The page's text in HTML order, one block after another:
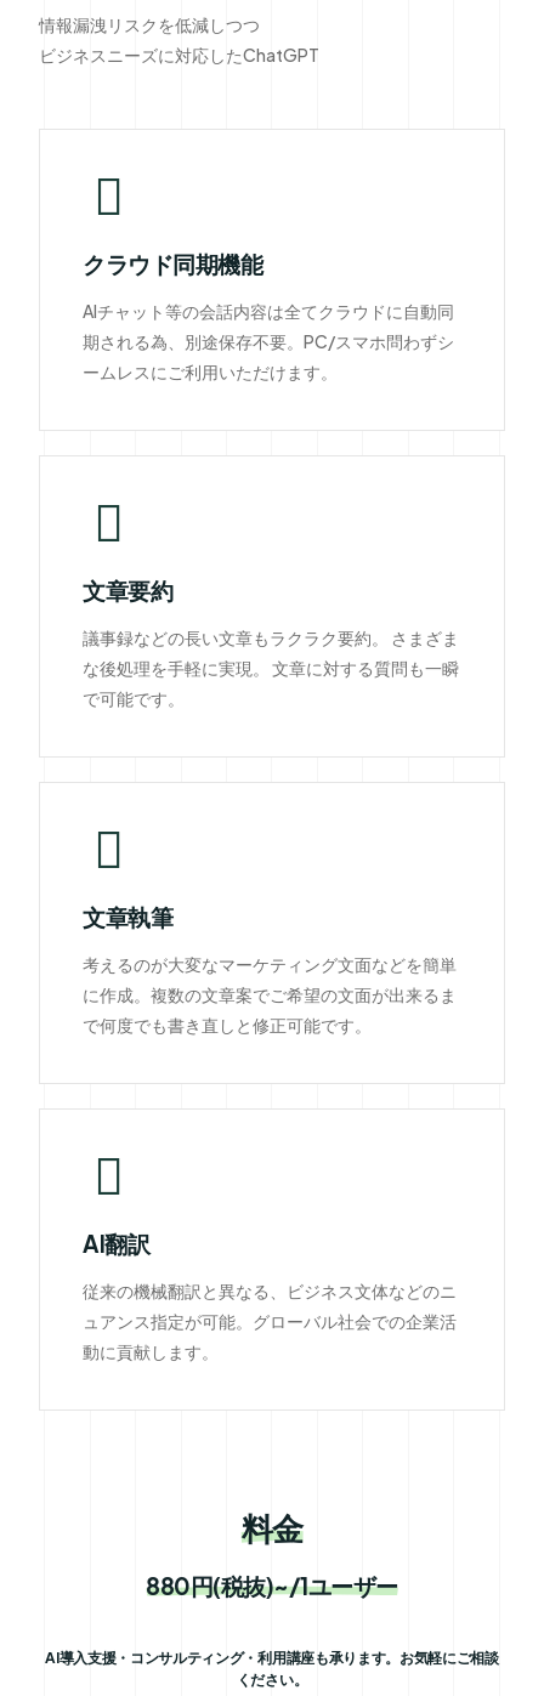
情報漏洩リスクを低減しつつ
ビジネスニーズに対応したChatGPT
クラウド同期機能
AIチャット等の会話内容は全てクラウドに自動同
期される為、別途保存不要。PC/スマホ問わずシ
ームレスにご利用いただけます。
文章要約
議事録などの長い文章もラクラク要約。 さまざま
な後処理を手軽に実現。 文章に対する質問も一瞬
で可能です。
文章執筆
考えるのが大変なマーケティング文面などを簡単
に作成。複数の文章案でご希望の文面が出来るま
で何度でも書き直しと修正可能です。
AI翻訳
従来の機械翻訳と異なる、ビジネス文体などのニ
ュアンス指定が可能。グローバル社会での企業活
動に貢献します。
料金
880円(税抜)~/1ユーザー
AI導入支援・コンサルティング・利用講座も承ります。お気軽にご相談
ください。